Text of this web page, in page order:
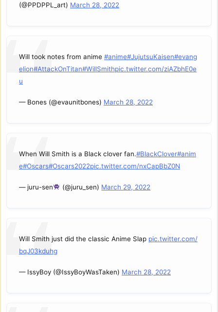
(@PPDPPL_art) March 28, 2022
Will took notes from anime #anime#JujutsuKaisen#evang
elion#AttackOnTitan#WillSmithpic.twitter.com/ziAZbhE0e
u
— Bones (@evaunitbones) March 28, 2022
When Will Smith is a Black clover fan.#BlackClover#anim
e#Oscars#Oscars2022pic.twitter.com/nxCapBbZ0N
— juru-sen (@juru_sen) March 29, 2022
Will Smith just did the classic Anime Slap pic.twitter.com/
bqJ03kduhg
— IssyBoy (@IssyBoyWasTaken) March 28, 2022